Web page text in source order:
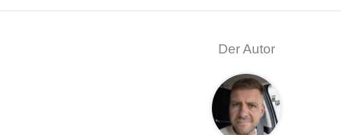
Der Autor